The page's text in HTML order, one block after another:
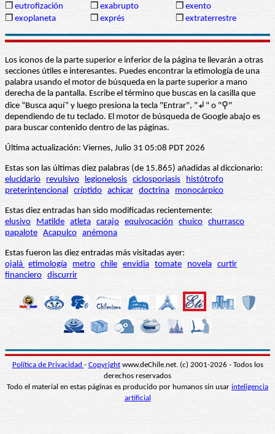
❒ eutrofización ❒ exabrupto ❒ exento
❒ exoplaneta ❒ exprés ❒ extraterrestre
Los iconos de la parte superior e inferior de la página te llevarán a otras
secciones útiles e interesantes. Puedes encontrar la etimología de una
palabra usando el motor de búsqueda en la parte superior a mano
derecha de la pantalla. Escribe el término que buscas en la casilla que
dice “Busca aquí” y luego presiona la tecla "Entrar", "↲" o "⚲"
dependiendo de tu teclado. El motor de búsqueda de Google abajo es
para buscar contenido dentro de las páginas.
Última actualización: Viernes, Julio 31 05:08 PDT 2026
Estas son las últimas diez palabras (de 15.865) añadidas al diccionario:
elucidario
revulsivo legionelosis ciclosporiasis
histótrofo
preterintencional críptido achicar doctrina monocárpico
Estas diez entradas han sido modificadas recientemente:
elusivo
Matilde atleta carajo equivocación chuico churrasco
papalote Acapulco anémona
Estas fueron las diez entradas más visitadas ayer:
ojalá etimología metro chile envidia tomate novela curtir
financiero discurrir
Política de Privacidad - Copyrightwww.deChile.net. (c) 2001-2026 - Todos los
derechos reservados
Todo el material en estas páginas es producido por humanos sin usar inteligencia
artificial